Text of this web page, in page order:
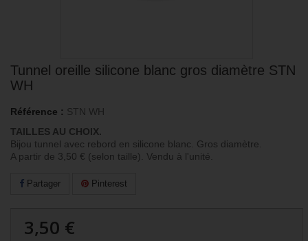
Tunnel oreille silicone blanc gros diamètre STN
WH
Référence : STN WH
TAILLES AU CHOIX.
Bijou tunnel avec rebord en silicone blanc. Gros diamètre.
A partir de 3,50 € (selon taille). Vendu à l'unité.
Partager Pinterest
3,50 €